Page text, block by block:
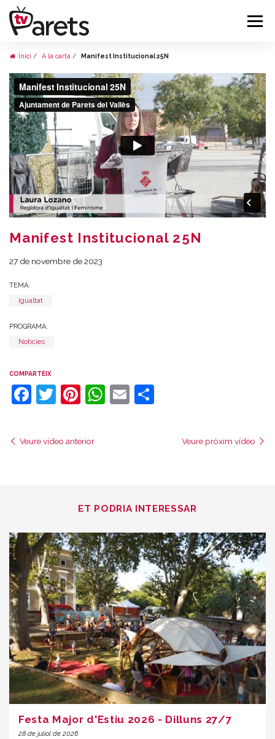
Inici A la carta Manifest Institucional 25N
Manifest Institucional 25N
27 de novembre de 2023
TEMA:
Igualtat
PROGRAMA:
Notícies
COMPARTEIX
Facebook
Twitter
Pinterest
WhatsApp
Email
Veure vídeo anterior Veure pròxim vídeo
ET PODRIA INTERESSAR
Festa Major d'Estiu 2026 - Dilluns 27/7
28 de juliol de 2026